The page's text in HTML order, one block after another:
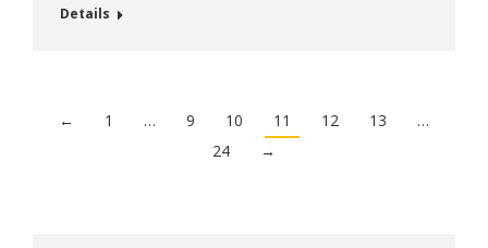
Details
← 1 … 9 10 11 12 13
…
24
→